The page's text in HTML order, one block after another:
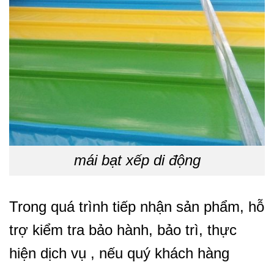
mái bạt xếp di động
Trong quá trình tiếp nhận sản phẩm, hỗ
trợ kiểm tra bảo hành, bảo trì, thực
hiện dịch vụ , nếu quý khách hàng